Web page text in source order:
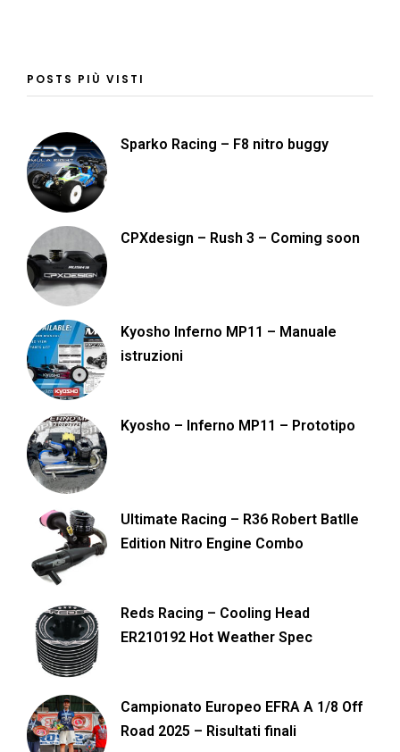
POSTS PIÙ VISTI
Sparko Racing – F8 nitro buggy
CPXdesign – Rush 3 – Coming soon
Kyosho Inferno MP11 – Manuale
istruzioni
Kyosho – Inferno MP11 – Prototipo
Ultimate Racing – R36 Robert Batlle
Edition Nitro Engine Combo
Reds Racing – Cooling Head
ER210192 Hot Weather Spec
Campionato Europeo EFRA A 1/8 Off
Road 2025 – Risultati finali